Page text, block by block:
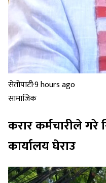
सेतोपाटी·9 hours ago
सामाजिक
करार कर्मचारीले गरे
कार्यालय घेराउ